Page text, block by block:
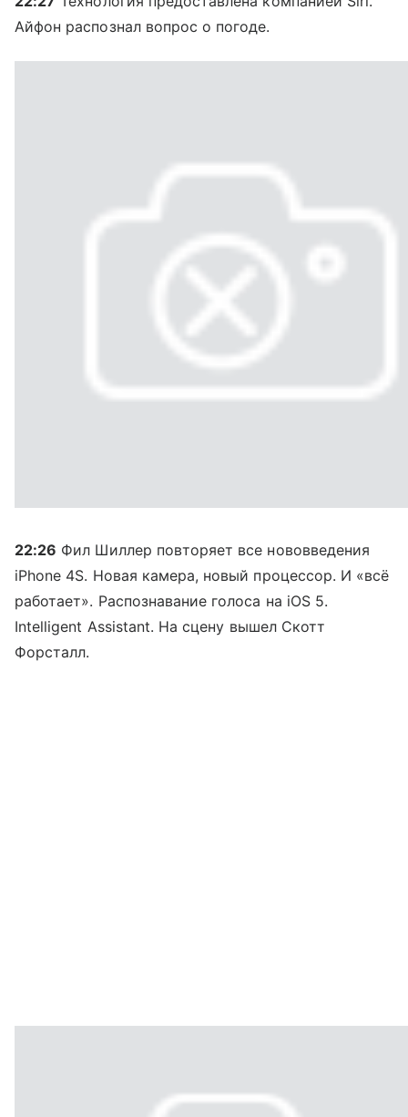
Айфон распознал вопрос о погоде.
22:26 Фил Шиллер повторяет все нововведения
iPhone 4S. Новая камера, новый процессор. И «всё
работает». Распознавание голоса на iOS 5.
Intelligent Assistant. На сцену вышел Скотт
Форсталл.